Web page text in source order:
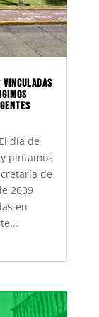
vinculadas
día de
pintamos
de
2009
en